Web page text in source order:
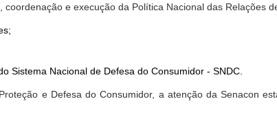
e execução da Política Nacional das Relações
Sistema Nacional de Defesa do Consumidor - SNDC.
e Defesa do Consumidor, a atenção da Senacon